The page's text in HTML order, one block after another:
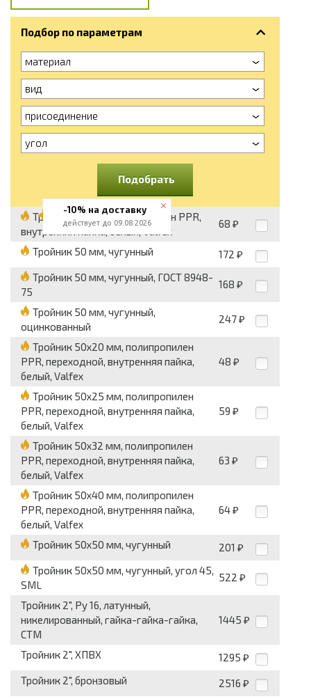
Подбор по параметрам
материал
вид
присоединение
угол
Подобрать
Тройник 50 мм, полипропилен PPR,
внутренняя пайка, белый, Valfex
68 ₽
Тройник 50 мм, чугунный 172 ₽
Тройник 50 мм, чугунный, ГОСТ 8948-
75
168 ₽
Тройник 50 мм, чугунный,
оцинкованный
247 ₽
Тройник 50x20 мм, полипропилен
PPR, переходной, внутренняя пайка,
белый, Valfex
48 ₽
Тройник 50x25 мм, полипропилен
PPR, переходной, внутренняя пайка,
белый, Valfex
59 ₽
Тройник 50x32 мм, полипропилен
PPR, переходной, внутренняя пайка,
белый, Valfex
63 ₽
Тройник 50x40 мм, полипропилен
PPR, переходной, внутренняя пайка,
белый, Valfex
64 ₽
Тройник 50x50 мм, чугунный 201 ₽
Тройник 50x50 мм, чугунный, угол 45,
SML
522 ₽
Тройник 2", Pу 16, латунный,
никелированный, гайка-гайка-гайка,
СТМ
1445 ₽
Тройник 2", ХПВХ 1295 ₽
Тройник 2", бронзовый 2516 ₽
-10% на доставку
действует до 09.08.2026